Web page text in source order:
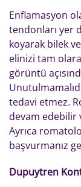
Enflamasyon
tendonları yer
koyarak bilek
elinizi tam
görüntü
tedavi etmez.
devam edebilir
Ayrıca
başvurmanız
Dupuytren